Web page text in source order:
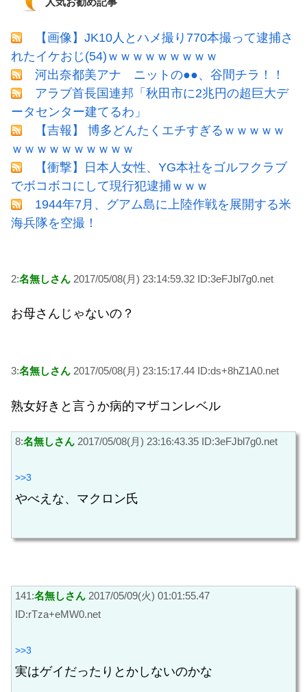
【画像】JK10人とハメ撮り770本撮って逮捕さ
れたイケおじ(54)ｗｗｗｗｗｗｗｗｗ
河出奈都美アナ ニットの●●、谷間チラ！！
アラブ首長国連邦「秋田市に2兆円の超巨大デ
ータセンター建てるわ」
【吉報】 博多どんたくエチすぎるｗｗｗｗｗ
ｗｗｗｗｗｗｗｗｗｗ
【衝撃】日本人女性、YG本社をゴルフクラブ
でボコボコにして現行犯逮捕ｗｗｗ
1944年7月、グアム島に上陸作戦を展開する米
海兵隊を空撮！
2:名無しさん 2017/05/08(月) 23:14:59.32 ID:3eFJbl7g0.net
お母さんじゃないの？
3:名無しさん 2017/05/08(月) 23:15:17.44 ID:ds+8hZ1A0.net
熟女好きと言うか病的マザコンレベル
8:名無しさん 2017/05/08(月) 23:16:43.35 ID:3eFJbl7g0.net
>>3
やべえな、マクロン氏
141:名無しさん 2017/05/09(火) 01:01:55.47
ID:rTza+eMW0.net
>>3
実はゲイだったりとかしないのかな